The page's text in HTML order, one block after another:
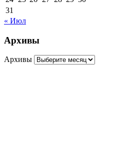
31
« Июл
Архивы
Архивы